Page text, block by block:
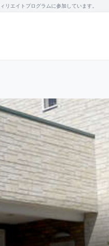
リエイトプログラムに参加しています。